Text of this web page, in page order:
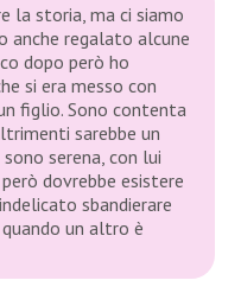
la storia, ma ci siamo
anche regalato alcune
dopo però ho
si era messo con
figlio. Sono contenta
sarebbe un
serena, con lui
dovrebbe esistere
sbandierare
un altro è